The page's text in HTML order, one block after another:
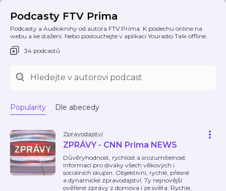
Podcasty FTV Prima
Podcasty a Audioknihy od autora FTV Prima. K poslechu online na
webu a ke stažení. Nebo poslouchejte v aplikaci Youradio Talk offline.
34 podcastů
Popularity Dle abecedy
Zpravodajství
ZPRÁVY - CNN Prima NEWS
Důvěryhodnost, rychlost a srozumitelnost
informací pro diváky všech věkových i
sociálních skupin. Objektivní, rychlé, přesné
a dynamické zpravodajství. Ty nejnovější
ověřené zprávy z domova i ze světa. Rychle,